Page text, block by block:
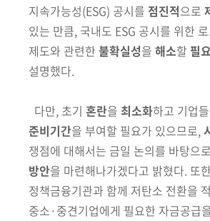
지속가능성(ESG) 공시를 점진적으로
있는 만큼, 국내도 ESG 공시를 위한
제도와 관련한 불확실성을 해소할 필
설명했다.
다만, 초기 혼란을 최소화하고 기업들
준비기간을 부여할 필요가 있으므로,
쟁점에 대해서는 금일 논의를 바탕으로
방안을 마련해나가겠다고 밝혔다. 또
정책금융기관과 함께 저탄소 전환을
중소·중견기업에게 필요한 자금공급